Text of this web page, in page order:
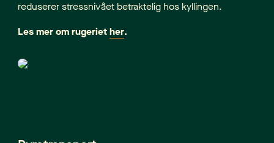
reduserer stressnivået betraktelig hos kyllingen.
Les mer om rugeriether.